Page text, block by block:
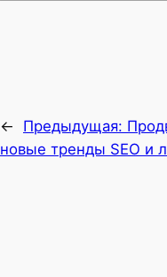
← Предыдущая:
новые тренды SEO и